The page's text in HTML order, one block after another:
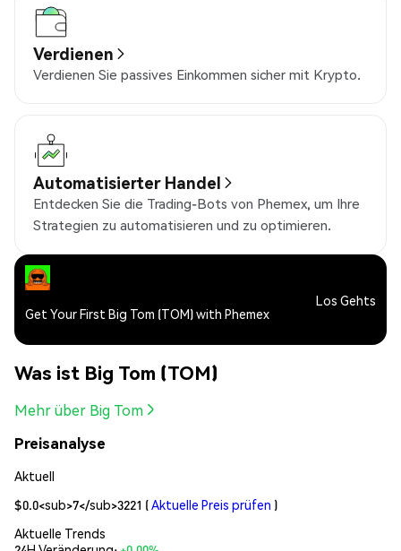
Verdienen
Verdienen Sie passives Einkommen sicher mit Krypto.
Automatisierter Handel
Entdecken Sie die Trading-Bots von Phemex, um Ihre
Strategien zu automatisieren und zu optimieren.
Get Your First Big Tom (TOM) with Phemex
Los Gehts
Was ist Big Tom (TOM)
Mehr über Big Tom
Preisanalyse
Aktuell
$0.0<sub>7</sub>3221 ( Aktuelle Preis prüfen )
Aktuelle Trends